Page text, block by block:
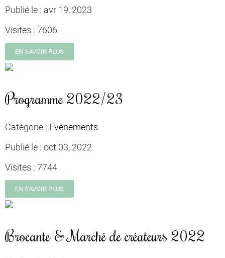
Publié le : avr 19, 2023
Visites : 7606
EN SAVOIR PLUS
Programme 2022/23
Catégorie : Evènements
Publié le : oct 03, 2022
Visites : 7744
EN SAVOIR PLUS
Brocante & Marché de créateurs 2022